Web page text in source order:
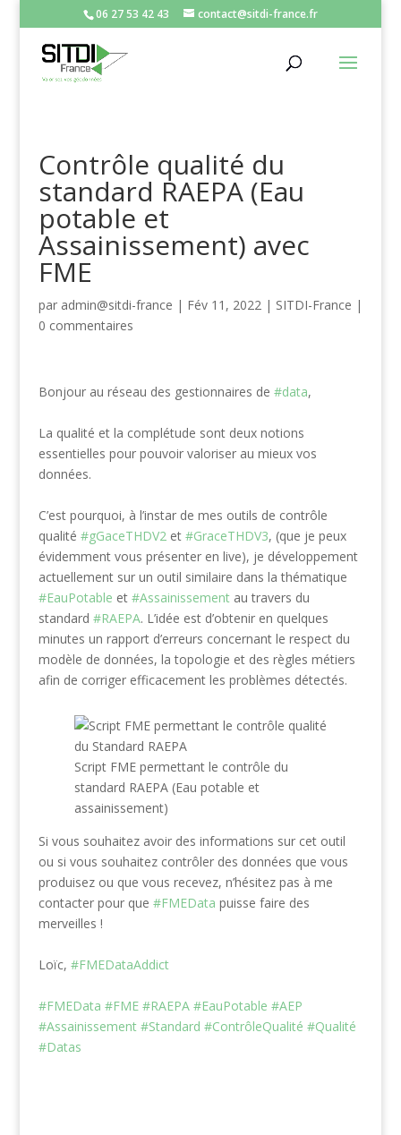
06 27 53 42 43 contact@sitdi-france.fr
Contrôle qualité du
standard RAEPA (Eau
potable et
Assainissement) avec
FME
par admin@sitdi-france | Fév 11, 2022| SITDI-France |
0 commentaires
Bonjour au réseau des gestionnaires de #data,
La qualité et la complétude sont deux notions
essentielles pour pouvoir valoriser au mieux vos
données.
C’est pourquoi, à l’instar de mes outils de contrôle
qualité #gGaceTHDV2et #GraceTHDV3, (que je peux
évidemment vous présenter en live), je développement
actuellement sur un outil similaire dans la thématique
#EauPotable et #Assainissementau travers du
standard #RAEPA. L’idée est d’obtenir en quelques
minutes un rapport d’erreurs concernant le respect du
modèle de données, la topologie et des règles métiers
afin de corriger efficacement les problèmes détectés.
Script FME permettant le contrôle du
standard RAEPA (Eau potable et
assainissement)
Si vous souhaitez avoir des informations sur cet outil
ou si vous souhaitez contrôler des données que vous
produisez ou que vous recevez, n’hésitez pas à me
contacter pour que #FMEData puisse faire des
merveilles !
Loïc, #FMEDataAddict
#FMEData #FME #RAEPA #EauPotable #AEP
#Assainissement #Standard #ContrôleQualité #Qualité
#Datas